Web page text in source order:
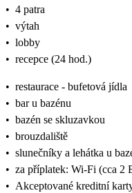
• 4 patra
• výtah
• lobby
• recepce (24 hod.)
• restaurace - bufetová jídla
• bar u bazénu
• bazén se skluzavkou
• brouzdaliště
• slunečníky a lehátka u
• za příplatek: Wi-Fi (cca 2
• Akceptované kreditní